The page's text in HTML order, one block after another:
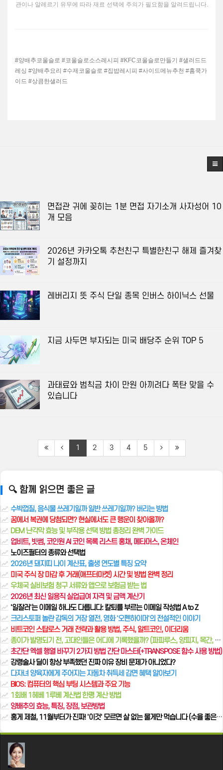
관이나 알레르기 유무에 따라 재료 선택에 주의가 필요함을 알려드립니다.
#양배추코울슬로 #코울슬로소스레시피 #KFC코울슬로만들기 #샐러드드
레싱 #양배추요리 #수제코울슬로 #집밥레시피 #사이드메뉴추천 #홈쿡가
이드 #상큼한샐러드
면접관 귀에 꽂히는 1분 면접 자기소개 사자성어 10
개 모음
2026년 카카오톡 추천친구 특별한친구 해제 즐겨찾
기 설정까지
레버리지 뜻 주식 단일 종목 인버스 하이닉스 선물
지금 사두면 부자되는 미국 배당주 순위 TOP 5
과태료와 범칙금 차이 만원 아끼려다 폭탄 맞을 수
있습니다
1 2 3 4 5
🔍 함께 읽으면 좋은 글
수박껍질, 음식물 쓰레기일까 일반 쓰레기일까? 버리는 방법
꿈에서 복권에 당첨되면? 현실에서도 큰 행운이 찾아올까?
DEM 난각막 효능 및 부작용 선택 방법 총정리 완벽 가이드
업비트, 빗썸, 코인원 AI 코인 목록 리스트 홍채, 메타머스, 온체인
노이즈필터의 종류와 선택법
2026년 돼지띠 나이 계산표, 출생 연도별 특징 요약
미국 주식 장 마감 후 거래(애프터마켓) 시간 및 방법 완벽 정리
우체국 실비보험 청구 서류와 앱으로 보험금 받는 법
2026년 최신 일용직 실업급여 자격 및 금액 계산기
'일잘러'는 이메일 하나도 다릅니다: 칼퇴를 부르는 이메일 작성법 A to Z
크리스토퍼 놀란 감독의 거장 열전, 영화 '오펜하이머'의 전설적인 이야기
비트코인 스탑로스 거래 전략과 활용 방법, 주식, 알트코인, 이더리움
종이가 발명되기 전, 고대인들은 어디에 기록했을까? (파피루스, 양피지, 목간, 점토판 이야기)
초간단 엑셀 행열 바꾸기 2가지 방법 간단 마스터(+TRANSPOSE 함수 사용 방법)
강령술사 딜이 항상 부족했던 진짜 이유 장비 문제가 아니었다?
다자녀 양육자에게 주어지는 자동차 취득세 감면 혜택 알아보기
BIOS: 컴퓨터의 핵심 부팅 시스템과 주요 기능
1회배 1헤베 1루베 계산법 한평 계산 방법
양배추의 효능, 특징, 장점, 보관방법
홍게 제철, 11월부터가 진짜! '이것' 모르면 살 없는 물게만 먹습니다 (수율 좋은 홍게 고르는 법, 찌는 법, 대게와 차이 총정리)